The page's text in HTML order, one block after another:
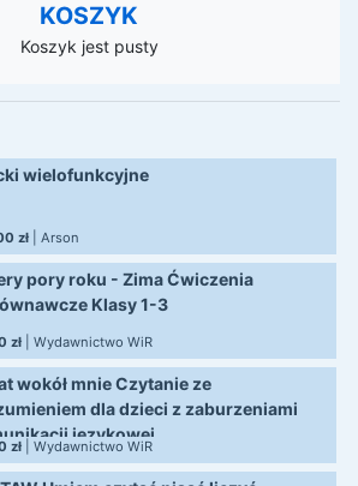
KOSZYK
Koszyk jest pusty
wielofunkcyjne
zł | Arson
pory roku - Zima Ćwiczenia
Klasy 1-3
zł | Wydawnictwo WiR
wokół mnie Czytanie ze
dla dzieci z zaburzeniami
językowej
zł | Wydawnictwo WiR